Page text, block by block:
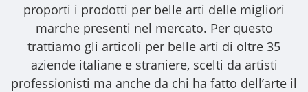
proporti i prodotti per belle arti delle migliori
marche presenti nel mercato. Per questo
trattiamo gli articoli per belle arti di oltre 35
aziende italiane e straniere, scelti da artisti
professionisti ma anche da chi ha fatto dell’arte il